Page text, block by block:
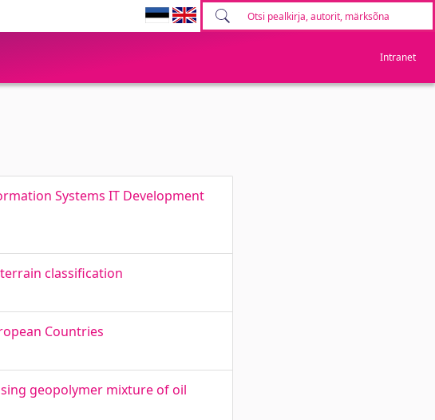
Intranet
Systems IT Development
classification
Countries
geopolymer mixture of oil